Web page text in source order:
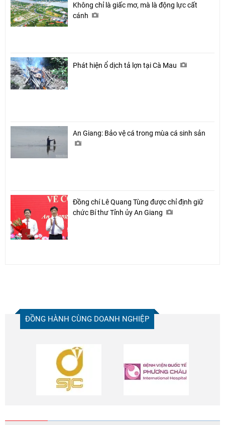
Không chỉ là giấc mơ, mà là động lực cất
cánh
Phát hiện ổ dịch tả lợn tại Cà Mau
An Giang: Bảo vệ cá trong mùa cá sinh sản
Đồng chí Lê Quang Tùng được chỉ định giữ
chức Bí thư Tỉnh ủy An Giang
ĐỒNG HÀNH CÙNG DOANH NGHIỆP